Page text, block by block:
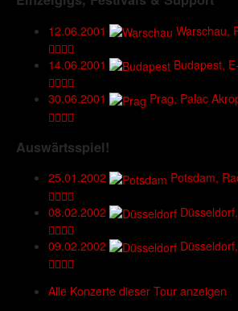
12.06.2001 Warschau,
14.06.2001 Budapest,
30.06.2001 Prag, Palac
Auswärtsspiel!
25.01.2002 Potsdam,
08.02.2002
09.02.2002
Alle Konzerte dieser Tour anzeigen